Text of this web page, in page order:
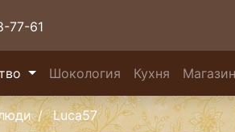
77-61
Шокология Кухня Магазин
Luca57